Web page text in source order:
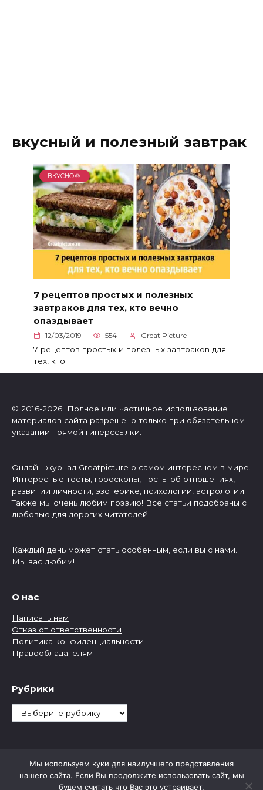
вкусный и полезный завтрак
ВКУСНО🍲
7 рецептов простых и полезных
завтраков для тех, кто вечно
опаздывает
12/03/2019 554 Great Picture
7 рецептов простых и полезных завтраков для
тех, кто
© 2016-2026 Полное или частичное использование
материалов сайта разрешено только при обязательном
указании прямой гиперссылки.
Онлайн-журнал Greatpicture о самом интересном в мире.
Интересные тесты, гороскопы, посты об отношениях,
развитии личности, эзотерике, психологии, астрологии.
Также мы очень любим поэзию! Все статьи подобраны с
любовью для дорогих читателей.
Каждый день может стать особенным, если вы с нами.
Мы вас любим!
О нас
Написать нам
Отказ от ответственности
Политика конфиденциальности
Правообладателям
Рубрики
Рубрики
Мы используем куки для наилучшего представления
нашего сайта. Если Вы продолжите использовать сайт, мы
будем считать что Вас это устраивает.